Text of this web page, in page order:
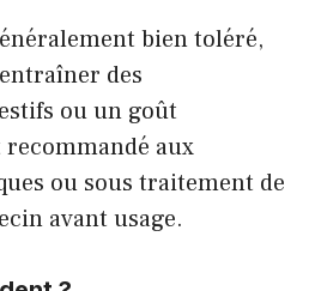
bien toléré,
des
ou un goût
recommandé aux
ou sous traitement de
avant usage.